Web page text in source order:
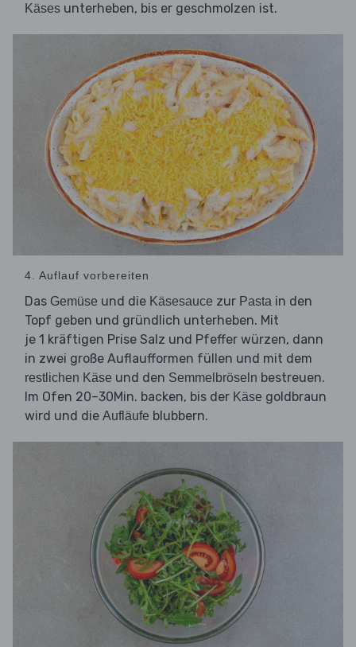
Käses unterheben, bis er geschmolzen ist.
4. Auflauf vorbereiten
Das Gemüse und die Käsesauce zur Pasta in den
Topf geben und gründlich unterheben. Mit
je 1 kräftigen Prise Salz und Pfeffer würzen, dann
in zwei große Auflaufformen füllen und mit dem
restlichen Käse und den Semmelbröseln bestreuen.
Im Ofen 20–30Min. backen, bis der Käse goldbraun
wird und die Aufläufe blubbern.